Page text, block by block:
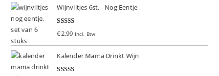
Wijnviltjes 6st. - Nog Eentje
Gewaardeer
€2.99 Incl. Btw
Kalender Mama Drinkt Wijn